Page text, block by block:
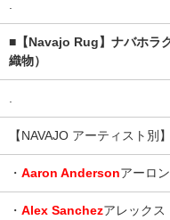
■【Navajo Rug】ナバホラ
織物）
【NAVAJO アーティスト別】
・ Aaron Andersonアーロ
・ Alex Sanchezアレックス